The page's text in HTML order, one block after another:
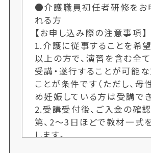
●介護職員初任者研修をお
れる方
【お申し込み際の注意事項】
1.介護に従事することを希
以上の方で、演習を含む全
受講・遂行することが可能
ことが条件です（ただし、母
め妊娠している方は受講でき
2.受講受付後、ご入金の確
第、2〜3日ほどで教材一式
します。